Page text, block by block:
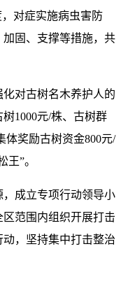
对症实施病虫害防
固、支撑等措施，共
对古树名木养护人的
1000元/株、古树群
体奖励古树资金800元/
”。
成立专项行动领导小
范围内组织开展打击
，坚持集中打击整治